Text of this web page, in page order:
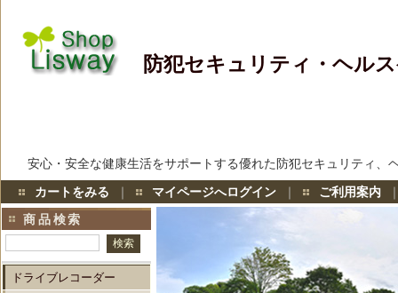
防犯セキュリティ・ヘル
安心・安全な健康生活をサポートする優れた防犯セキュリティ、
カートをみる ｜ マイページへログイン ｜ ご利用案内
商品検索
ドライブレコーダー